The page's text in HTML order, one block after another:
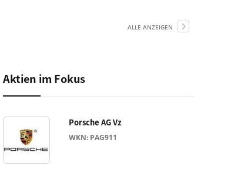
ALLE ANZEIGEN
Aktien im Fokus
Porsche AG Vz
WKN: PAG911